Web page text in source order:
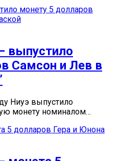
выпустило
Самсон и Лев в
Ниуэ выпустило
монету номиналом…